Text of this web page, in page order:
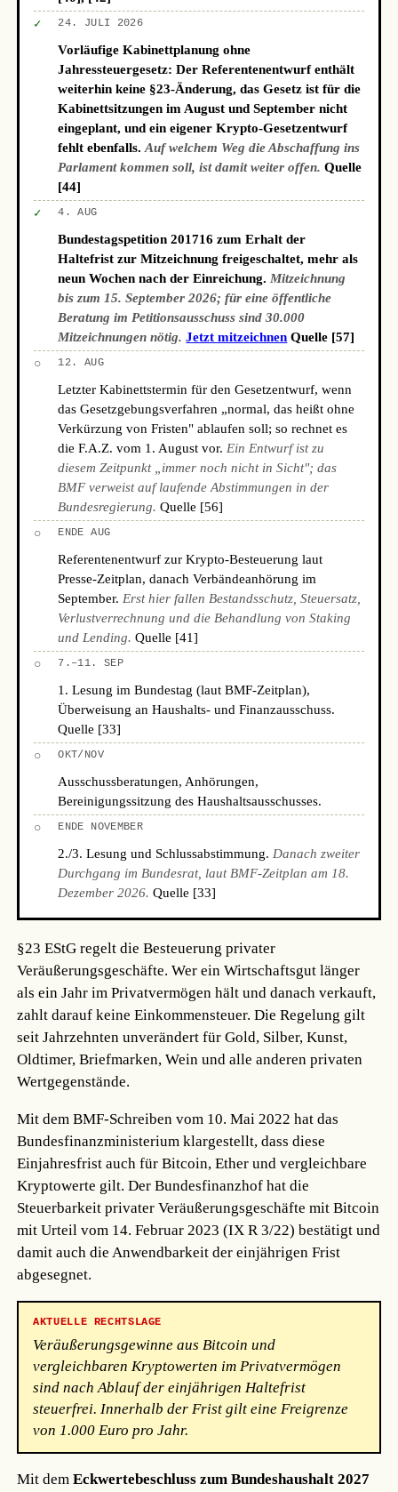
✓ 24. JULI 2026
Vorläufige Kabinettplanung ohne
Jahressteuergesetz: Der Referentenentwurf enthält
weiterhin keine §23-Änderung, das Gesetz ist für die
Kabinettsitzungen im August und September nicht
eingeplant, und ein eigener Krypto-Gesetzentwurf
fehlt ebenfalls.Auf welchem Weg die Abschaffung ins
Parlament kommen soll, ist damit weiter offen. Quelle
[44]
✓ 4. AUG
Bundestagspetition 201716 zum Erhalt der
Haltefrist zur Mitzeichnung freigeschaltet, mehr als
neun Wochen nach der Einreichung. Mitzeichnung
bis zum 15. September 2026; für eine öffentliche
Beratung im Petitionsausschuss sind 30.000
Mitzeichnungen nötig. Jetzt mitzeichnen Quelle [57]
○ 12. AUG
Letzter Kabinettstermin für den Gesetzentwurf, wenn
das Gesetzgebungsverfahren „normal, das heißt ohne
Verkürzung von Fristen" ablaufen soll; so rechnet es
die F.A.Z. vom 1. August vor. Ein Entwurf ist zu
diesem Zeitpunkt „immer noch nicht in Sicht"; das
BMF verweist auf laufende Abstimmungen in der
Bundesregierung. Quelle [56]
○ ENDE AUG
Referentenentwurf zur Krypto-Besteuerung laut
Presse-Zeitplan, danach Verbändeanhörung im
September. Erst hier fallen Bestandsschutz, Steuersatz,
Verlustverrechnung und die Behandlung von Staking
und Lending. Quelle [41]
○ 7.–11. SEP
1. Lesung im Bundestag (laut BMF-Zeitplan),
Überweisung an Haushalts- und Finanzausschuss.
Quelle [33]
○ OKT/NOV
Ausschussberatungen, Anhörungen,
Bereinigungssitzung des Haushaltsausschusses.
○ ENDE NOVEMBER
2./3. Lesung und Schlussabstimmung. Danach zweiter
Durchgang im Bundesrat, laut BMF-Zeitplan am 18.
Dezember 2026. Quelle [33]
§23 EStG regelt die Besteuerung privater
Veräußerungsgeschäfte. Wer ein Wirtschaftsgut länger
als ein Jahr im Privatvermögen hält und danach verkauft,
zahlt darauf keine Einkommensteuer. Die Regelung gilt
seit Jahrzehnten unverändert für Gold, Silber, Kunst,
Oldtimer, Briefmarken, Wein und alle anderen privaten
Wertgegenstände.
Mit dem BMF-Schreiben vom 10. Mai 2022 hat das
Bundesfinanzministerium klargestellt, dass diese
Einjahresfrist auch für Bitcoin, Ether und vergleichbare
Kryptowerte gilt. Der Bundesfinanzhof hat die
Steuerbarkeit privater Veräußerungsgeschäfte mit Bitcoin
mit Urteil vom 14. Februar 2023 (IX R 3/22) bestätigt und
damit auch die Anwendbarkeit der einjährigen Frist
abgesegnet.
AKTUELLE RECHTSLAGE
Veräußerungsgewinne aus Bitcoin und
vergleichbaren Kryptowerten im Privatvermögen
sind nach Ablauf der einjährigen Haltefrist
steuerfrei. Innerhalb der Frist gilt eine Freigrenze
von 1.000 Euro pro Jahr.
Mit demEckwertebeschluss zum Bundeshaushalt 2027